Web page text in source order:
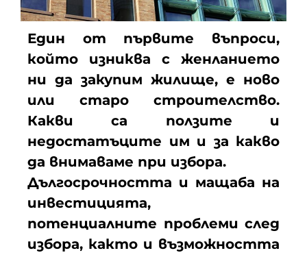
Един от първите въпроси,
който изниква с женланието
ни да закупим жилище, е ново
или старо строителство.
Какви са ползите и
недостатъците им и за какво
да внимаваме при избора.
Дългосрочността и мащаба на
инвестицията,
потенциалните проблеми след
избора, както и възможността